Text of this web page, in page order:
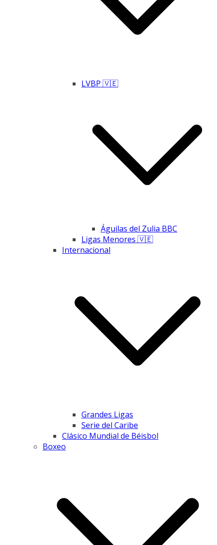
LVBP 🇻🇪
Águilas del Zulia BBC
Ligas Menores 🇻🇪
Internacional
Grandes Ligas
Serie del Caribe
Clásico Mundial de Béisbol
Boxeo